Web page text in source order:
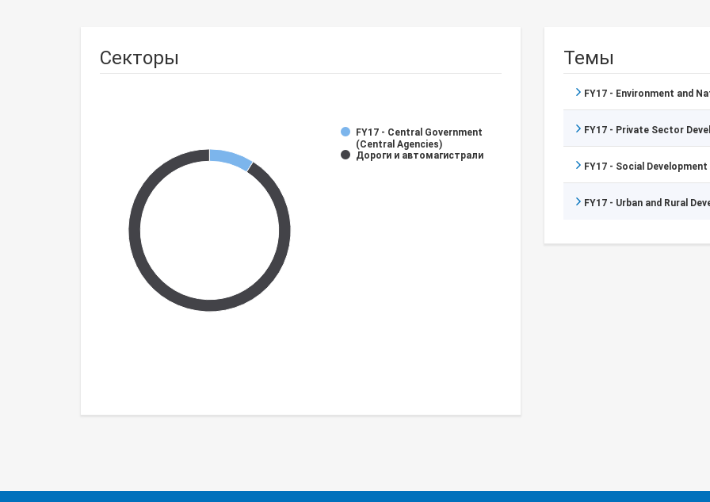
Секторы
FY17 - Central Government
(Central Agencies)
Дороги и автомагистрали
Темы
FY17 - Environment and
FY17 - Private Sector
FY17 - Social
FY17 - Urban and Rural